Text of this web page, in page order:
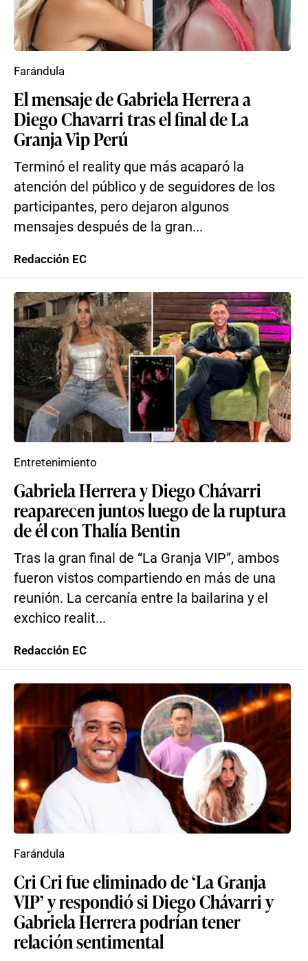
El mensaje de Gabriela Herrera a
Diego Chavarri tras el final de La
Granja Vip Perú
Terminó el reality que más acaparó la
atención del público y de seguidores de los
participantes, pero dejaron algunos
mensajes después de la gran...
Farándula
Redacción EC
Gabriela Herrera y Diego Chávarri
reaparecen juntos luego de la ruptura
de él con Thalía Bentin
Tras la gran final de “La Granja VIP”, ambos
fueron vistos compartiendo en más de una
reunión. La cercanía entre la bailarina y el
exchico realit...
Entretenimiento
Redacción EC
Cri Cri fue eliminado de ‘La Granja
VIP’ y respondió si Diego Chávarri y
Gabriela Herrera podrían tener
relación sentimental
Farándula